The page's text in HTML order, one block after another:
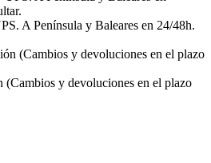
A Península y Baleares en 24/48h.
(Cambios y devoluciones en el plazo